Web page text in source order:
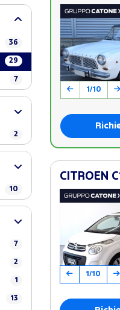
36
29
7
2
10
7
2
1
13
1/10
CITROEN
1/10